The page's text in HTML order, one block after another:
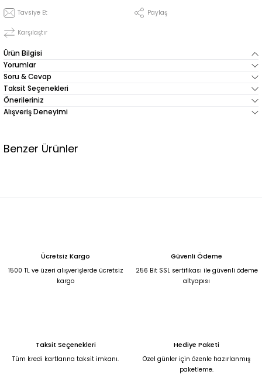
Tavsiye Et Paylaş
Karşılaştır
Ürün Bilgisi
Yorumlar
Soru & Cevap
Taksit Seçenekleri
Önerileriniz
Alışveriş Deneyimi
Benzer Ürünler
2.250,00 TL
Krem Düğme Detaylı V Yaka Triko Hırka Bluz Standart
Ücretsiz Kargo
1500 TL ve üzeri alışverişlerde ücretsiz
kargo
Güvenli Ödeme
256 Bit SSL sertifikası ile güvenli ödeme
altyapısı
Taksit Seçenekleri
Tüm kredi kartlarına taksit imkanı.
Hediye Paketi
Özel günler için özenle hazırlanmış
paketleme.